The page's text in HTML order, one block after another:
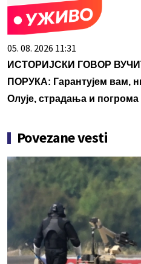
05. 08. 2026 11:31
ИСТОРИЈСКИ ГОВОР
ПОРУКА: Гарантујем вам,
Олује, страдања и погрома
Povezane vesti